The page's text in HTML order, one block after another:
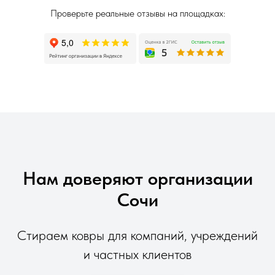
Проверьте реальные отзывы на площадках:
Нам доверяют организации
Сочи
Стираем ковры для компаний, учреждений
и частных клиентов